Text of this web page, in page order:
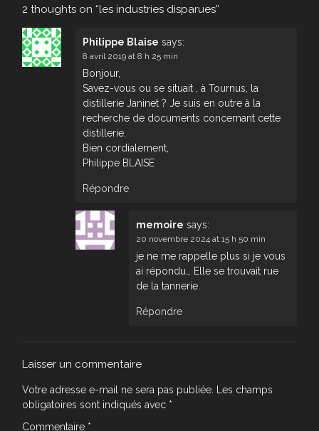
2 thoughts on “les industries disparues”
Philippe Blaise says:
8 avril 2019 at 8 h 25 min
Bonjour,
Savez-vous ou se situait , à Tournus, la
distillerie Janinet ? Je suis en outre à la
recherche de documents concernant cette
distillerie.
Bien cordialement,
Philippe BLAISE
Répondre
memoire says:
20 novembre 2024 at 15 h 50 min
je ne me rappelle plus si je vous
ai répondu… Elle se trouvait rue
de la tannerie.
Répondre
Laisser un commentaire
Votre adresse e-mail ne sera pas publiée. Les champs
obligatoires sont indiqués avec *
Commentaire *